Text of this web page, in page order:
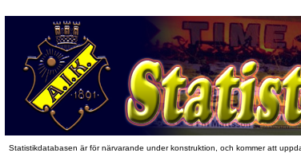
Statistikdatabasen är för närvarande under konstruktion, och kommer att